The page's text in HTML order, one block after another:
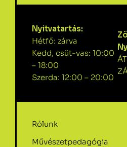
Nyitvatartás:
Hétfő: zárva
Kedd, csüt-vas: 10:00
– 18:00
Szerda: 12:00 – 20:00
Rólunk
Művészetpedagógia